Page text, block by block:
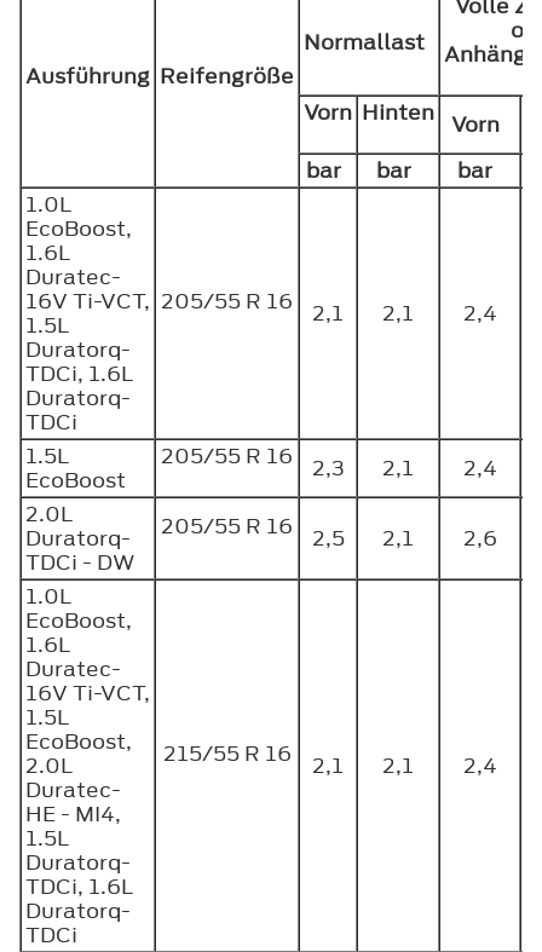
Ausführung Reifengröße
Normallast
Vorn Hinten Vorn
bar
bar
bar
1.0L
EcoBoost,
1.6L
Duratec-
16V Ti-VCT,
1.5L
Duratorq-
TDCi, 1.6L
Duratorq-
TDCi
205/55 R 16 2,1 2,1 2,4
1.5L
EcoBoost
205/55 R 16 2,3 2,1
2,4
2.0L
Duratorq-
TDCi - DW
205/55 R 16 2,5 2,1
2,6
1.0L
EcoBoost,
1.6L
Duratec-
16V Ti-VCT,
1.5L
EcoBoost,
2.0L
Duratec-
HE - MI4,
1.5L
Duratorq-
TDCi, 1.6L
Duratorq-
TDCi
215/55 R 16 2,1 2,1 2,4